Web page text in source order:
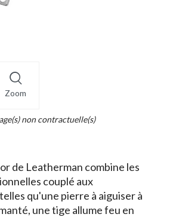
Zoom
non contractuelle(s)
de Leatherman combine les
couplé aux
qu'une pierre à aiguiser à
une tige allume feu en